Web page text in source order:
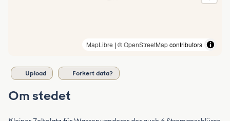
MapLibre | ©OpenStreetMapcontributors
Upload Forkert data?
Om stedet